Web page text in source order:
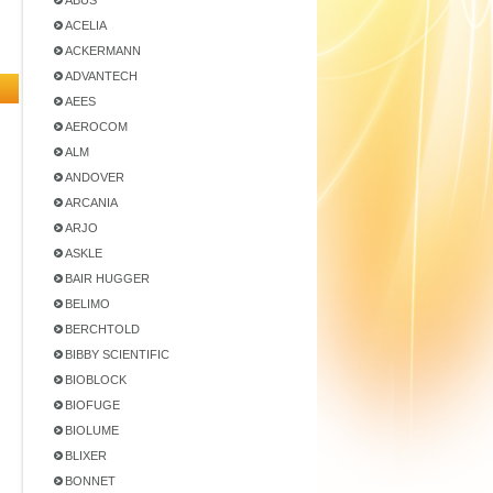
ACELIA
ACKERMANN
ADVANTECH
AEES
AEROCOM
ALM
ANDOVER
ARCANIA
ARJO
ASKLE
BAIR HUGGER
BELIMO
BERCHTOLD
BIBBY SCIENTIFIC
BIOBLOCK
BIOFUGE
BIOLUME
BLIXER
BONNET